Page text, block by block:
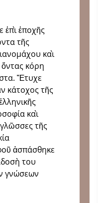
ἐπὶ ἐποχῆς
τῆς
καὶ
ὄντας κόρη
Ἔτυχε
κάτοχος τῆς
καὶ
τῆς
ἀσπάσθηκε
του
γνώσεων